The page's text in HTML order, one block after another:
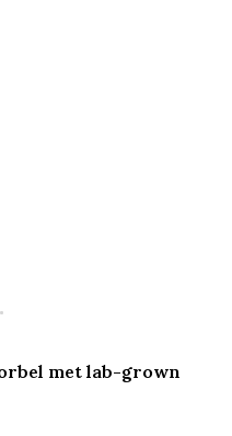
met lab-grown